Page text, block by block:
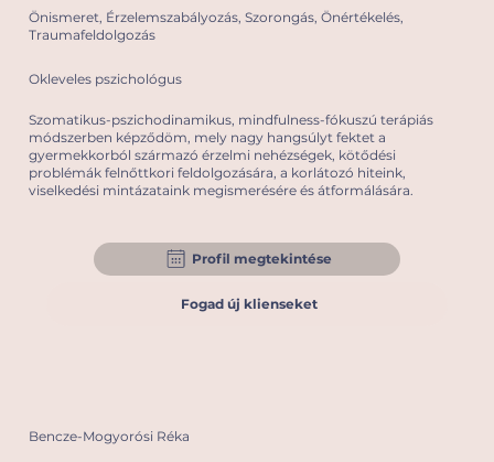
Önismeret, Érzelemszabályozás, Szorongás, Önértékelés,
Traumafeldolgozás
Okleveles pszichológus
Szomatikus-pszichodinamikus, mindfulness-fókuszú terápiás
módszerben képződöm, mely nagy hangsúlyt fektet a
gyermekkorból származó érzelmi nehézségek, kötődési
problémák felnőttkori feldolgozására, a korlátozó hiteink,
viselkedési mintázataink megismerésére és átformálására.
Profil megtekintése
Fogad új klienseket
Bencze-Mogyorósi Réka